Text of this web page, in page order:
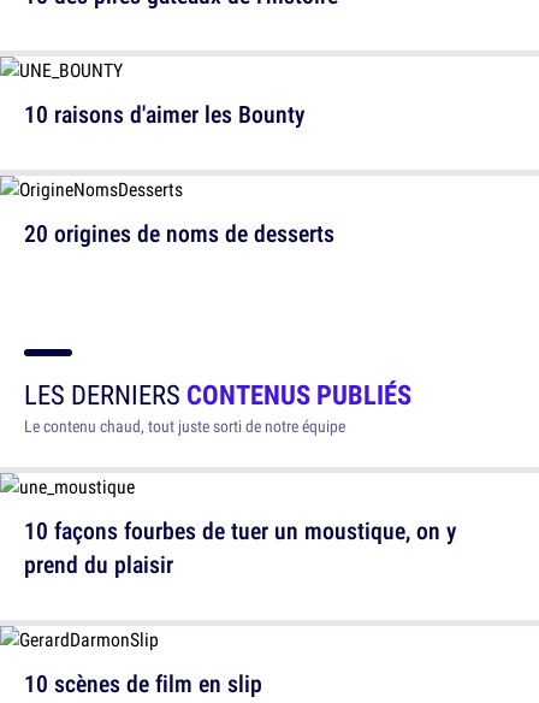
20 origines de noms de desserts
10 raisons d'aimer les Bounty
LES DERNIERS CONTENUS PUBLIÉS
Le contenu chaud, tout juste sorti de notre équipe
10 façons fourbes de tuer un moustique, on y
prend du plaisir
10 scènes de film en slip